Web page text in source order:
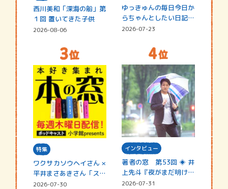
西川美和「深海の船」第
１回 置いてきた子供
2026-08-06
ゆっきゅんの毎日今日か
らちゃんとしたい日記
☆202…
2026-07-23
特集
ワクサカソウヘイさん ×
平井まさあきさん「スペ
シャ…
2026-07-30
インタビュー
著者の窓 第53回 ◈ 井
上先斗『夜がまだ明けな
い』
2026-07-31